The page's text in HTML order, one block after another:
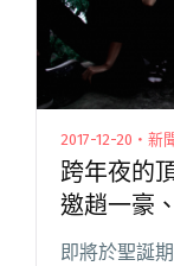
2017-12-20・新
跨年夜的
邀趙一豪
即將於聖誕